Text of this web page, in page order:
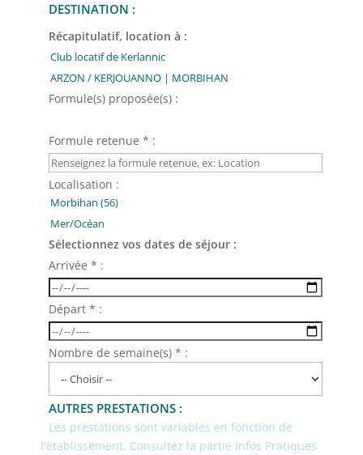
DESTINATION :
Récapitulatif, location à :
Formule(s) proposée(s) :
Formule retenue * :
Localisation :
Sélectionnez vos dates de séjour :
Arrivée * :
Départ * :
Nombre de semaine(s) * :
AUTRES PRESTATIONS :
Les prestations sont variables en fonction de
l'établissement. Consultez la partie Infos Pratiques